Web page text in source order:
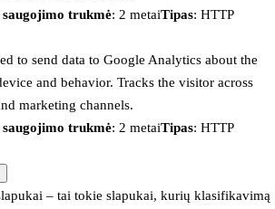
trukmė: 2 metaiTipas: HTTP
to send data to Google Analytics about the
and behavior. Tracks the visitor across
marketing channels.
trukmė: 2 metaiTipas: HTTP
– tai tokie slapukai, kurių klasifikavimą